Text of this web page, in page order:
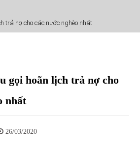
mặt hàng Việt Nam nhập khẩu nhiều nhất tháng
06/2022
mặt hàng Việt Nam xuất khẩu nhiều nhất tháng
trả nợ cho các nước nghèo nhất
gọi hoãn lịch trả nợ cho
nhất
26/03/2020